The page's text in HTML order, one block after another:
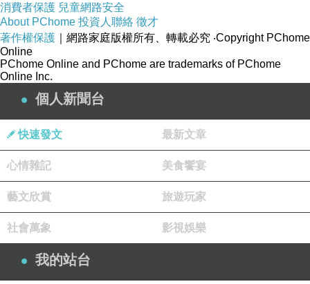
圖4.拉......
圖5.螽斯整個頭部沒入洞裡......
圖6.
最後，細腰蜂將洞口用沙土填滿，即完成這幕儲糧大戲。
細腰蜂把儲糧準備好了，我們也把肚子裡的液態存糧放空
了，準備上關刀山去定觀嘍！
車子沿著休息站附近的山路，一路爬到「勝興車站」，不
進車站老街逕向右拐進產業道路，越爬越深入山裡，沿途
車步行。 這四張圖是一路走來的風景，左上圖的大招牌下
消費者保護 兒童網路安全
About PChome 投資人聯絡 徵才
著作權保護 ｜網路家庭版權所有、轉載必究 ‧Copyright PChome
Online
PChome Online and PChome are trademarks of PChome
Online Inc.
個人新聞台
快速發文 最新文章
心情雜記 美食饗宴
藝文欣賞 旅遊玩家
社會萬象 影視娛樂
我的站台